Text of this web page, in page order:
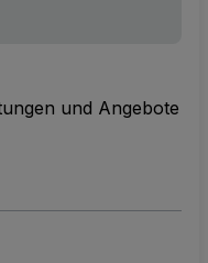
und Angebote